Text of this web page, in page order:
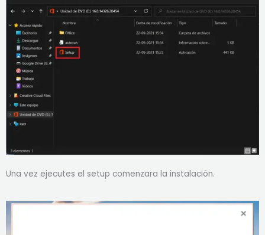
Una vez ejecutes el setup comenzara la instalación.